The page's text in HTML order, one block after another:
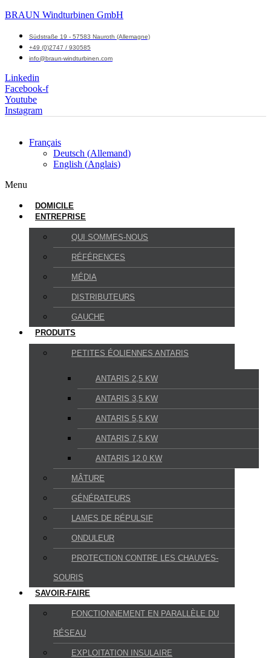
BRAUN Windturbinen GmbH
Südstraße 19 - 57583 Nauroth (Allemagne)
+49 (0)2747 / 930585
info@braun-windturbinen.com
Linkedin
Facebook-f
Youtube
Instagram
Français
Deutsch (Allemand)
English (Anglais)
Menu
DOMICILE
ENTREPRISE
QUI SOMMES-NOUS
RÉFÉRENCES
MÉDIA
DISTRIBUTEURS
GAUCHE
PRODUITS
PETITES ÉOLIENNES ANTARIS
ANTARIS 2,5 KW
ANTARIS 3,5 KW
ANTARIS 5,5 KW
ANTARIS 7,5 KW
ANTARIS 12.0 KW
MÂTURE
GÉNÉRATEURS
LAMES DE RÉPULSIF
ONDULEUR
PROTECTION CONTRE LES CHAUVES-
SOURIS
SAVOIR-FAIRE
FONCTIONNEMENT EN PARALLÈLE DU
RÉSEAU
EXPLOITATION INSULAIRE